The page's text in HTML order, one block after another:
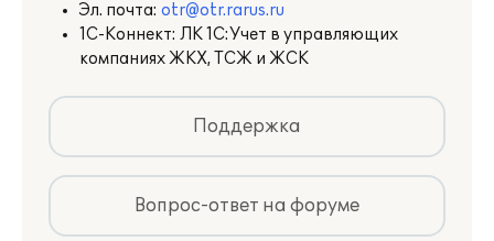
Эл. почта: otr@otr.rarus.ru
1С-Коннект: ЛК 1С:Учет в управляющих
компаниях ЖКХ, ТСЖ и ЖСК
Поддержка
Вопрос-ответ на форуме